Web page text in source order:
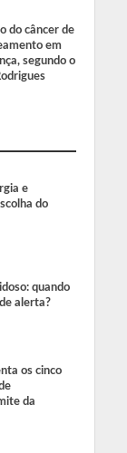
do câncer de
em
segundo o
e
do
quando
alerta?
os cinco
da